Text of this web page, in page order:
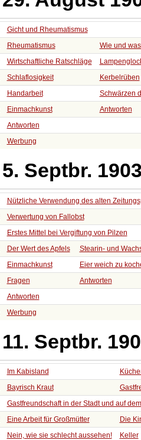
Gicht und Rheumatismus
Rheumatismus
Wie und
Wirtschaftliche Ratschläge
Schlaflosigkeit
Kerbelrüben
Handarbeit
Schwärzen
Einmachkunst
Antworten
Antworten
Werbung
5. Septbr.
Nützliche Verwendung des alten
Verwertung von Fallobst
Erstes Mittel bei Vergiftung von Pilzen
Der Wert des Apfels
Stearin- und
Einmachkunst
Eier weich zu
Fragen
Antworten
Antworten
Werbung
11. Septbr.
Im Kabisland
Bayrisch Kraut
Gastfreundschaft in der Stadt und auf
Eine Arbeit für Großmütter
Die
Nein, wie sie schlecht aussehen! Keller